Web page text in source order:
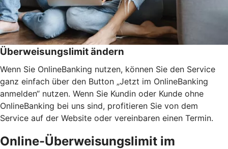
Überweisungslimit ändern
Wenn Sie OnlineBanking nutzen, können Sie den Service
ganz einfach über den Button „Jetzt im OnlineBanking
anmelden“ nutzen. Wenn Sie Kundin oder Kunde ohne
OnlineBanking bei uns sind, profitieren Sie von dem
Service auf der Website oder vereinbaren einen Termin.
Online-Überweisungslimit im